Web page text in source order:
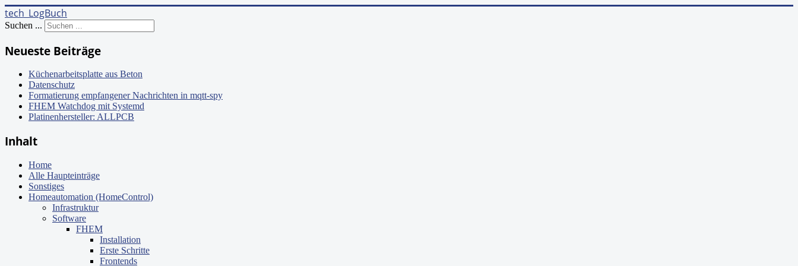
tech_LogBuch
Suchen ...
Neueste Beiträge
Küchenarbeitsplatte aus Beton
Datenschutz
Formatierung empfangener Nachrichten in mqtt-spy
FHEM Watchdog mit Systemd
Platinenhersteller: ALLPCB
Inhalt
Home
Alle Haupteinträge
Sonstiges
Homeautomation (HomeControl)
Infrastruktur
Software
FHEM
Installation
Erste Schritte
Frontends